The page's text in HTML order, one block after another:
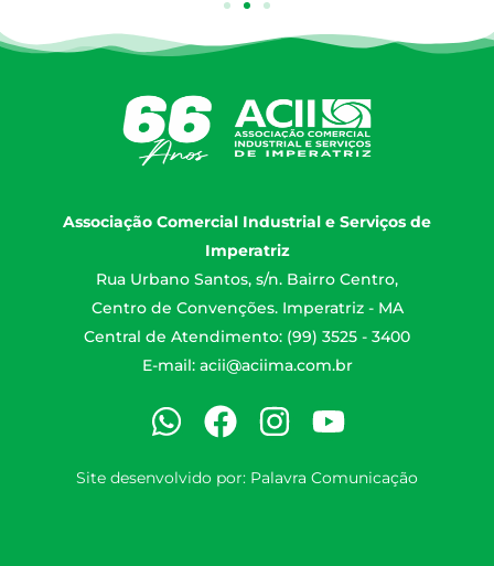
Associação Comercial Industrial e Serviços de
Imperatriz
Rua Urbano Santos, s/n. Bairro Centro,
Centro de Convenções. Imperatriz - MA
Central de Atendimento: (99) 3525 - 3400
E-mail: acii@aciima.com.br
Site desenvolvido por: Palavra Comunicação